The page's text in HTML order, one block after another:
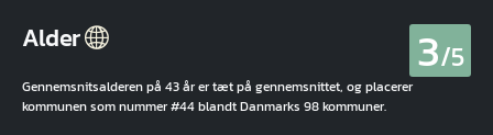
Alder 3/5
Gennemsnitsalderen på 43 år er tæt på gennemsnittet, og placerer
kommunen som nummer #44 blandt Danmarks 98 kommuner.